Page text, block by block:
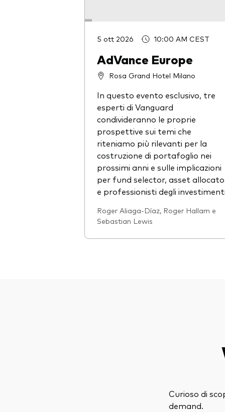
5 ott 2026 10:00 AM CEST
AdVance Europe
Rosa Grand Hotel Milano
In questo evento esclusivo, tre
esperti di Vanguard
condivideranno le proprie
prospettive sui temi che
riteniamo più rilevanti per la
costruzione di portafoglio nei
prossimi anni e sulle implicazioni
per fund selector, asset
e professionisti degli
Roger Aliaga-Díaz, Roger Hallam e
Sebastian Lewis
Curioso di
demand.